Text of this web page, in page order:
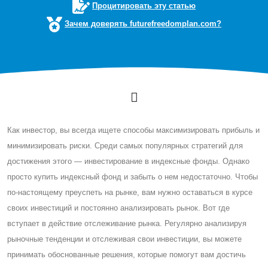
Процитировать эту статью
Зачем доверять futurefreedomplan.com?
Как инвестор, вы всегда ищете способы максимизировать прибыль и
минимизировать риски. Cреди самых популярных стратегий для
достижения этого — инвестирование в индексные фонды. Однако
просто купить индексный фонд и забыть о нем недостаточно. Чтобы
по-настоящему преуспеть на рынке, вам нужно оставаться в курсе
своих инвестиций и постоянно анализировать рынок. Вот где
вступает в действие отслеживание рынка. Регулярно анализируя
рыночные тенденции и отслеживая свои инвестиции, вы можете
принимать обоснованные решения, которые помогут вам достичь